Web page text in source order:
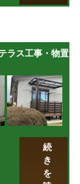
ラス工事・物置
続
き
を